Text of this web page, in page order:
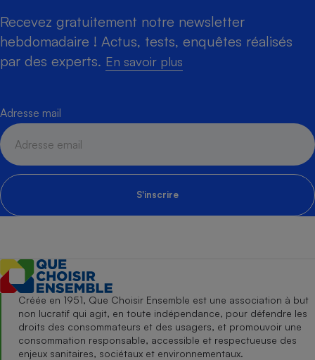
Recevez gratuitement notre newsletter
hebdomadaire ! Actus, tests, enquêtes réalisés
par des experts. En savoir plus
Adresse mail
S'inscrire
Créée en 1951, Que Choisir Ensemble est une association à but
non lucratif qui agit, en toute indépendance, pour défendre les
droits des consommateurs et des usagers, et promouvoir une
consommation responsable, accessible et respectueuse des
enjeux sanitaires, sociétaux et environnementaux.